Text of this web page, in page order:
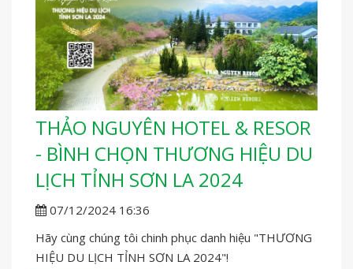
THẢO NGUYÊN HOTEL & RESOR
- BÌNH CHỌN THƯƠNG HIỆU DU
LỊCH TỈNH SƠN LA 2024
07/12/2024 16:36
Hãy cùng chúng tôi chinh phục danh hiệu "THƯƠNG
HIỆU DU LỊCH TỈNH SƠN LA 2024"!